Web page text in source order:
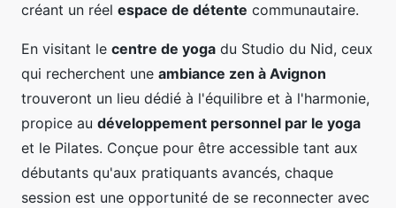
créant un réel espace de détente communautaire.
En visitant le centre de yoga du Studio du Nid, ceux
qui recherchent une ambiance zen à Avignon
trouveront un lieu dédié à l'équilibre et à l'harmonie,
propice au développement personnel par le yoga
et le Pilates. Conçue pour être accessible tant aux
débutants qu'aux pratiquants avancés, chaque
session est une opportunité de se reconnecter avec